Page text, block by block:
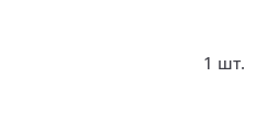
1 шт.